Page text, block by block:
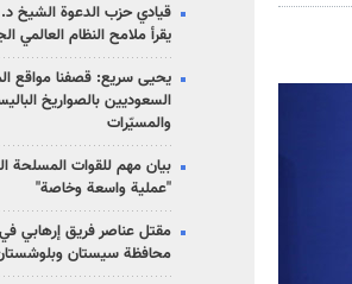
قيادي حزب الدعوة الشيخ
يقرأ ملامح النظام العالمي
يحيى سريع: قصفنا مواقع
السعوديين بالصواريخ
والمسيّرات
بيان مهم للقوات المسلحة
"عملية واسعة وخاصة"
مقتل عناصر فريق إرهابي
محافظة سيستان